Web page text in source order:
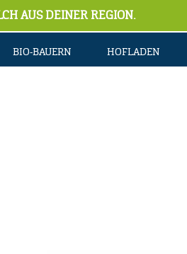
AUS DEINER REGION.
BIO-BAUERN HOFLADEN